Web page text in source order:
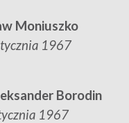
Moniuszko
1967
Borodin
1967